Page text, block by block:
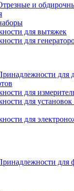
и
для вытяжек
для
для
для
для установок
для
для